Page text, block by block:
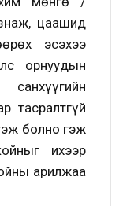
цаашид
эсэхээ
орнуудын
тасралтгүй
болно гэж
ихээр
арилжаа